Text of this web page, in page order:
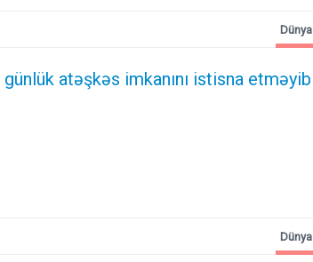
atəşkəs imkanını istisna etməyib
Dünya
Dünya